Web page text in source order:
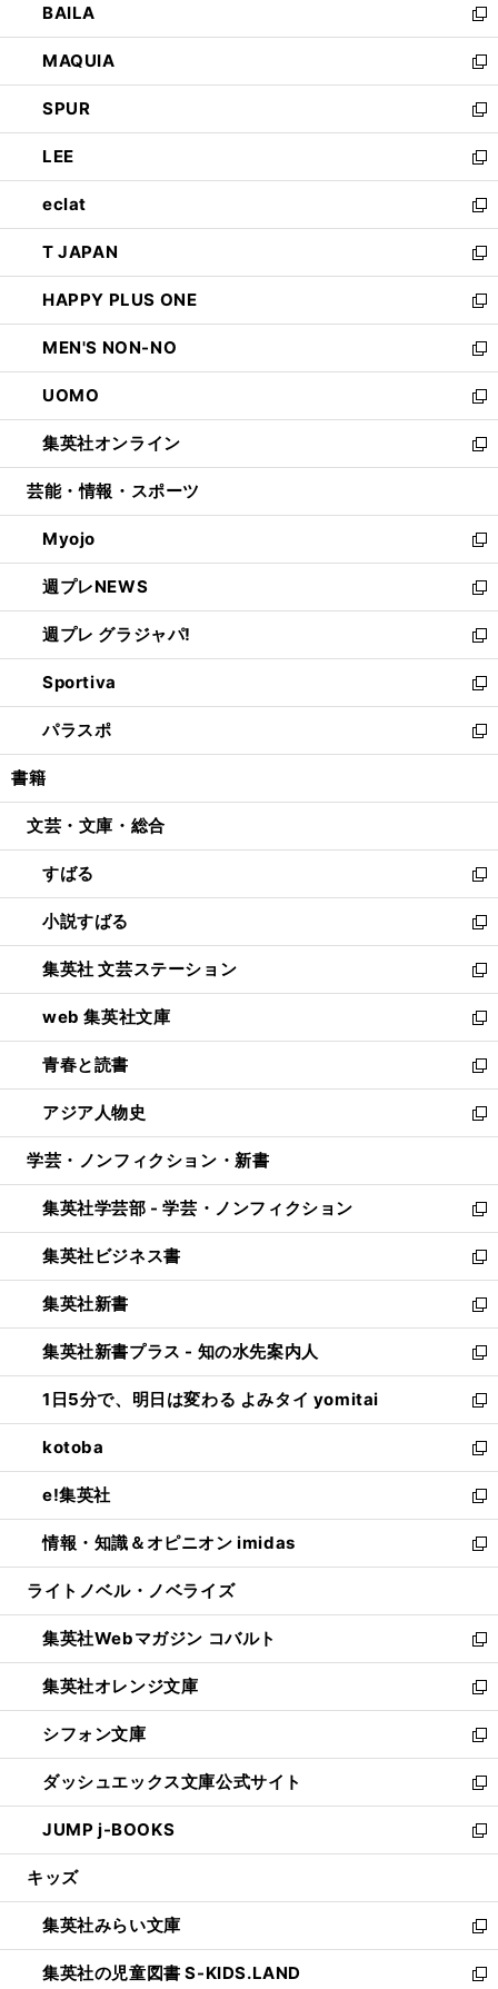
く
ィ
ン
ド
ウ
で
開
く
い
ウ
ィ
ン
ド
ウ
で
開
く
BAILA
新
し
い
ウ
ィ
ン
ド
ウ
で
開
く
MAQUIA
新
し
い
ウ
ィ
ン
ド
ウ
で
開
く
SPUR
新
し
い
ウ
ィ
ン
ド
ウ
で
開
く
LEE
新
し
い
ウ
ィ
ン
ド
ウ
で
開
く
eclat
新
し
い
ウ
ィ
ン
ド
ウ
で
開
く
T JAPAN
新
し
い
ウ
ィ
ン
ド
ウ
で
開
HAPPY PLUS ONE
新
し
い
ウ
ィ
ン
ド
ウ
開
く
MEN'S NON-NO
新
し
い
ウ
ィ
ン
ウ
で
開
く
UOMO
新
し
い
ウ
ン
ド
ウ
で
開
く
集英社オンライン
新
し
ウ
ィ
ン
ド
ウ
で
開
く
芸能・情報・スポーツ
Myojo
新
し
い
ウ
ィ
ン
ド
ウ
で
開
週プレNEWS
新
し
い
ウ
ィ
ン
ド
ウ
開
週プレ グラジャパ!
新
し
い
ウ
ィ
ン
ウ
開
く
Sportiva
新
し
い
ウ
ン
ウ
で
開
く
パラスポ
新
し
ウ
ン
ド
ウ
で
開
く
書籍
文芸・文庫・総合
すばる
新
し
い
ウ
ィ
ン
ド
ウ
で
開
く
小説すばる
新
し
い
ウ
ィ
ン
ド
ウ
で
開
集英社 文芸ステーション
新
し
い
ウ
ィ
ン
ド
ウ
開
く
web 集英社文庫
新
し
い
ウ
ィ
ン
ウ
で
開
く
青春と読書
新
し
い
ウ
ン
ド
ウ
で
開
く
アジア人物史
新
し
ウ
ィ
ン
ド
ウ
で
開
く
学芸・ノンフィクション・新書
集英社学芸部 - 学芸・ノンフィクション
新
し
い
ウ
ィ
ン
ド
ウ
で
開
く
集英社ビジネス書
新
し
い
ウ
ィ
ン
ド
ウ
で
開
く
集英社新書
新
し
い
ウ
ィ
ン
ド
ウ
で
開
く
集英社新書プラス - 知の水先案内人
新
し
い
ウ
ィ
ン
ド
ウ
で
開
1日5分で、明日は変わる よみタイ yomitai
新
し
い
ウ
ィ
ン
ド
ウ
開
く
kotoba
新
し
い
ウ
ィ
ン
ウ
で
開
く
e!集英社
新
し
い
ウ
ン
ド
ウ
で
開
く
情報・知識＆オピニオン imidas
新
し
ウ
ィ
ン
ド
ウ
で
開
く
ライトノベル・ノベライズ
集英社Webマガジン コバルト
新
し
い
ウ
ィ
ン
ド
ウ
で
開
集英社オレンジ文庫
新
し
い
ウ
ィ
ン
ド
ウ
開
く
シフォン文庫
新
し
い
ウ
ィ
ン
ウ
で
開
く
ダッシュエックス文庫公式サイト
新
し
い
ウ
ン
ド
ウ
で
JUMP j-BOOKS
新
し
ウ
ィ
ン
ド
キッズ
集英社みらい文庫
新
し
い
集英社の児童図書 S-KIDS.LAND
新